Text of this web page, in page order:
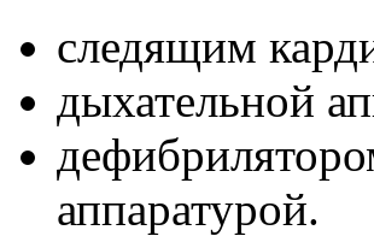
следящим
дыхательной
аппаратурой.